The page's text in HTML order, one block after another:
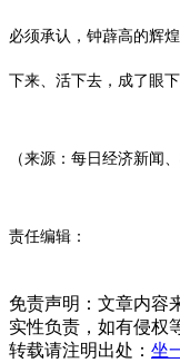
必须承认，钟薜高的辉
下来、活下去，成了眼下
（来源：每日经济新闻
责任编辑：
免责声明：文章内容
实性负责，如有侵权
转载请注明出处： 坐